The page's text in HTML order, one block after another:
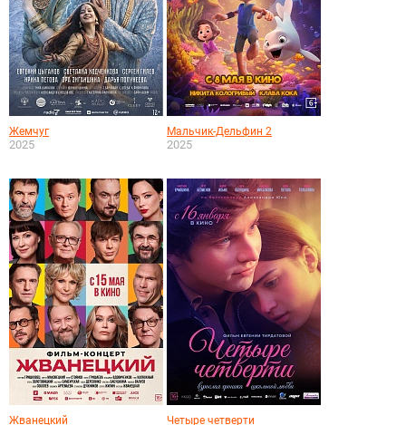
Жемчуг
2025
Мальчик-Дельфин 2
2025
Жванецкий Четыре четверти